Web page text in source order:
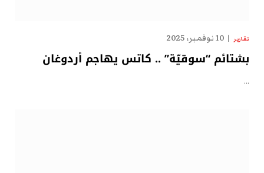
تقارير 10 نوفمبر، 2025
بشتائم “سوقيّة” .. كاتس يهاجم أردوغان
…